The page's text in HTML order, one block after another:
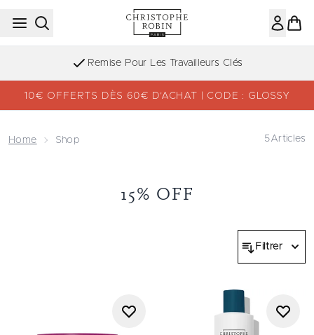
Passer au contenu principal
Remise Pour Les Travailleurs Clés
10€ OFFERTS DÈS 60€ D’ACHAT | CODE : GLOSSY
Home Shop 5Articles
15% OFF
Filtrer